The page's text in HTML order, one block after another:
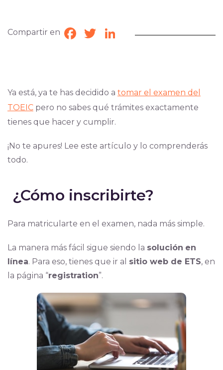
Compartir en Facebook
TwitterLinkedIn
Ya está, ya te has decidido a tomar el examen del
TOEIC pero no sabes qué trámites exactamente
tienes que hacer y cumplir.
¡No te apures! Lee este artículo y lo comprenderás
todo.
¿Cómo inscribirte?
Para matricularte en el examen, nada más simple.
La manera más fácil sigue siendo la solución en
línea. Para eso, tienes que ir al sitio web de ETS, en
la página “registration”.